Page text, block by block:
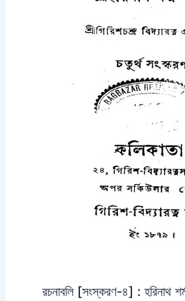
রচনাবলি [সংস্করণ-৪] : হরিনাথ